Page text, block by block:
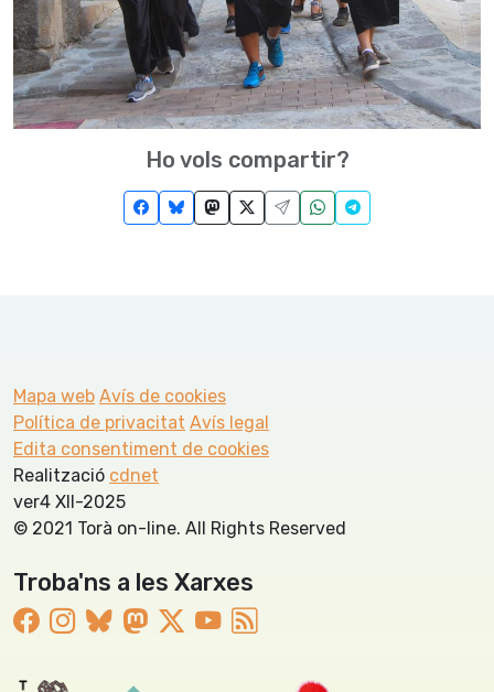
Ho vols compartir?
Mapa web Avís de cookies
Política de privacitat Avís legal
Edita consentiment de cookies
Realització cdnet
ver4 XII-2025
© 2021 Torà on-line. All Rights Reserved
Troba'ns a les Xarxes